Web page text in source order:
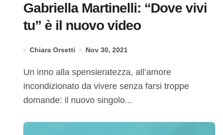
Gabriella Martinelli: “Dove vivi
tu” è il nuovo video
Chiara Orsetti Nov 30, 2021
Un inno alla spensieratezza, all’amore
incondizionato da vivere senza farsi troppe
domande: il nuovo singolo...